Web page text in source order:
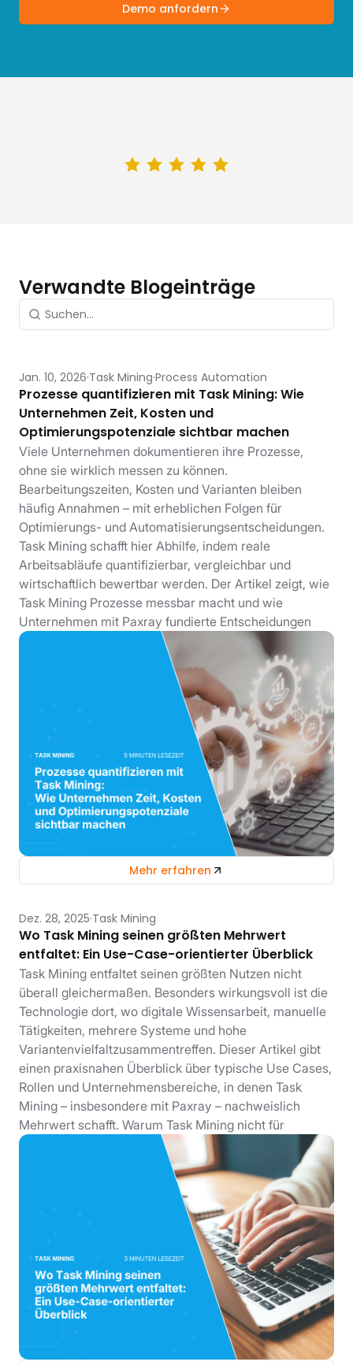
Demo anfordern
Verwandte Blogeinträge
Jan. 10, 2026 Task Mining Process Automation
Prozesse quantifizieren mit Task Mining: Wie
Unternehmen Zeit, Kosten und
Optimierungspotenziale sichtbar machen
Viele Unternehmen dokumentieren ihre Prozesse,
ohne sie wirklich messen zu können.
Bearbeitungszeiten, Kosten und Varianten bleiben
häufig Annahmen – mit erheblichen Folgen für
Optimierungs- und Automatisierungsentscheidungen.
Task Mining schafft hier Abhilfe, indem reale
Arbeitsabläufe quantifizierbar, vergleichbar und
wirtschaftlich bewertbar werden. Der Artikel zeigt, wie
Task Mining Prozesse messbar macht und wie
Unternehmen mit Paxray fundierte Entscheidungen
Mehr erfahren
Dez. 28, 2025 Task Mining
Wo Task Mining seinen größten Mehrwert
entfaltet: Ein Use-Case-orientierter Überblick
Task Mining entfaltet seinen größten Nutzen nicht
überall gleichermaßen. Besonders wirkungsvoll ist die
Technologie dort, wo digitale Wissensarbeit, manuelle
Tätigkeiten, mehrere Systeme und hohe
Variantenvielfaltzusammentreffen. Dieser Artikel gibt
einen praxisnahen Überblick über typische Use Cases,
Rollen und Unternehmensbereiche, in denen Task
Mining – insbesondere mit Paxray – nachweislich
Mehrwert schafft. Warum Task Mining nicht für